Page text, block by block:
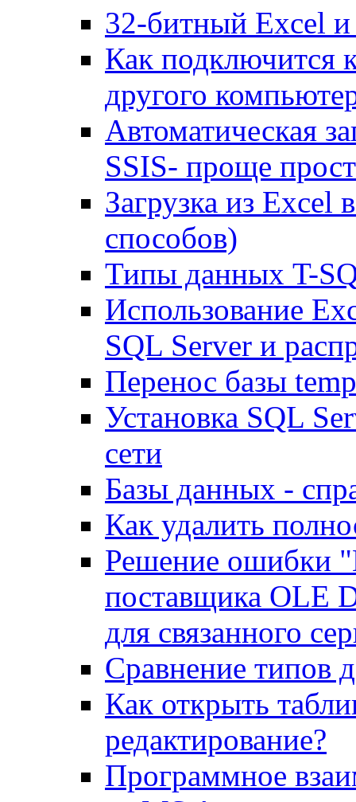
32-битный Excel
Как подключится
другого
Автоматическая
SSIS- проще
Загрузка из Excel
способов)
Типы данных T-
Использование
SQL Server и
Перенос базы
Установка SQL
сети
Базы данных -
Как удалить
Решение ошибки
поставщика OLE
для связанного
Сравнение типов
Как открыть
редактирование?
Программное